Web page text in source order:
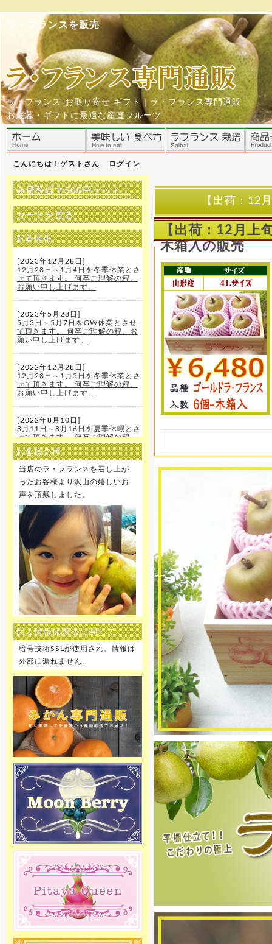
【出荷：12
ラ・フランスを販売
ラ・フランス-お取り寄せ ギフト｜ラ・フランス専門通販
お歳暮・ギフトに最適な産直フルーツ
こんにちは！ゲストさん ログイン
【出荷：12月上
木箱入の販売
会員登録で500円ゲット！
カートを見る
新着情報
[2023年12月28日]
12月28日～1月4日を冬季休業とさ
せて頂きます。 何卒ご理解の程、
お願い申し上げます。
[2023年5月28日]
5月3日～5月7日をGW休業とさせ
て頂きます。 何卒ご理解の程、お
願い申し上げます。
[2022年12月28日]
12月28日～1月5日を冬季休業とさ
せて頂きます。 何卒ご理解の程、
お願い申し上げます。
[2022年8月10日]
8月11日～8月16日を夏季休暇とさ
せて頂きます。 何卒ご理解の程、
お願い申し上げます。
[2021年12月22日]
12月29日～1月5日を冬季休暇とさ
せて頂きます。 何卒ご理解の程、
お願い申し上げます。
[2020年12月25日]
12月29日～1月5日を冬季休暇とさ
せて頂きます。 何卒ご理解の程、
お願い申し上げます。
[2019年12月27日]
12月28日～1月5日を冬季休暇とさ
せて頂きます。 何卒ご理解の程、
お願い申し上げます。
[2019年8月9日]
8月10日～8月15日を夏季休暇とさ
せて頂きます。 何卒ご理解の程、
お願い申し上げます。
[2018年12月27日]
12月29日～1月6日を冬季休暇とさ
せて頂きます。 何卒ご理解の程、
お願い申し上げます。
[2018年10月30日 ]
姉妹店-無農薬 いちご専門通販の予
約販売をスタートしました！8種類
のクイーンズベリー最高級 無農薬
いちごを詰合せを山梨産地直送で
ご家庭へお届け致します。
[2018年10月22日]
姉妹店-りんご専門通販、2018年
度の出荷をスタートしました！絶
品りんごを産地直送でご家庭へお
届け致します。
[2018年10月19日]
2018年度 ラ・フランス専門通販の
予約販売をスタートしました。商
品の発送は11月中旬頃からを予定
しております。お楽しみに
[2018年4月6日]
2018年度さくらんぼ専門通販の予
お客様の声
当店のラ・フランスを召し上が
ったお客様より沢山の嬉しいお
声を頂戴しました。
個人情報保護法に関して
暗号技術SSLが使用され、情報は
外部に漏れません。